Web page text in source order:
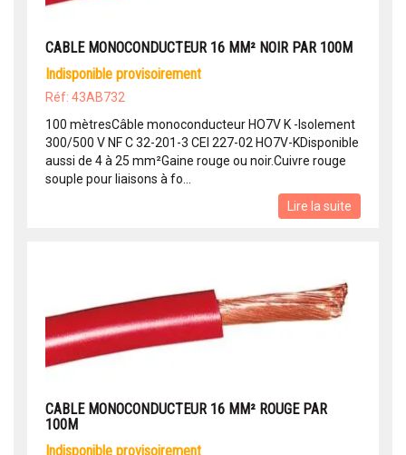
CABLE MONOCONDUCTEUR 16 MM² NOIR PAR 100M
indisponible provisoirement
Réf: 43AB732
100 mètresCâble monoconducteur HO7V K -Isolement
300/500 V NF C 32-201-3 CEI 227-02 HO7V-KDisponible
aussi de 4 à 25 mm²Gaine rouge ou noir.Cuivre rouge
souple pour liaisons à fo...
Lire la suite
CABLE MONOCONDUCTEUR 16 MM² ROUGE PAR
100M
indisponible provisoirement